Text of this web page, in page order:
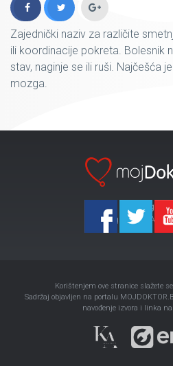
Zajednički naziv za različite
ili koordinacije pokreta. Bolesnik
stav, naginje se ili ruši. Najčešća
mozga.
Ka-Agencija
Copyright 2026 All
Korištenjem ove stranice slažete
Sadržaj objavljen na portalu
navođenje izvora i linka